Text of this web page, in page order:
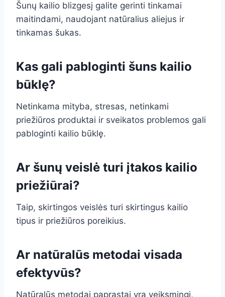
Šunų kailio blizgesį galite gerinti tinkamai
maitindami, naudojant natūralius aliejus ir
tinkamas šukas.
Kas gali pabloginti šuns kailio
būklę?
Netinkama mityba, stresas, netinkami
priežiūros produktai ir sveikatos problemos gali
pabloginti kailio būklę.
Ar šunų veislė turi įtakos kailio
priežiūrai?
Taip, skirtingos veislės turi skirtingus kailio
tipus ir priežiūros poreikius.
Ar natūralūs metodai visada
efektyvūs?
Natūralūs metodai paprastai yra veiksmingi,